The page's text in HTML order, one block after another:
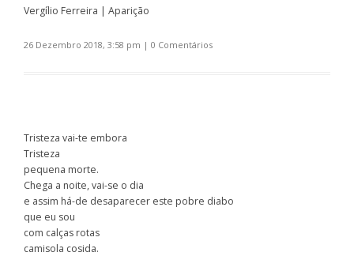
Vergílio Ferreira | Aparição
26 Dezembro 2018, 3:58 pm | 0 Comentários
Tristeza vai-te embora
Tristeza
pequena morte.
Chega a noite, vai-se o dia
e assim há-de desaparecer este pobre diabo
que eu sou
com calças rotas
camisola cosida.